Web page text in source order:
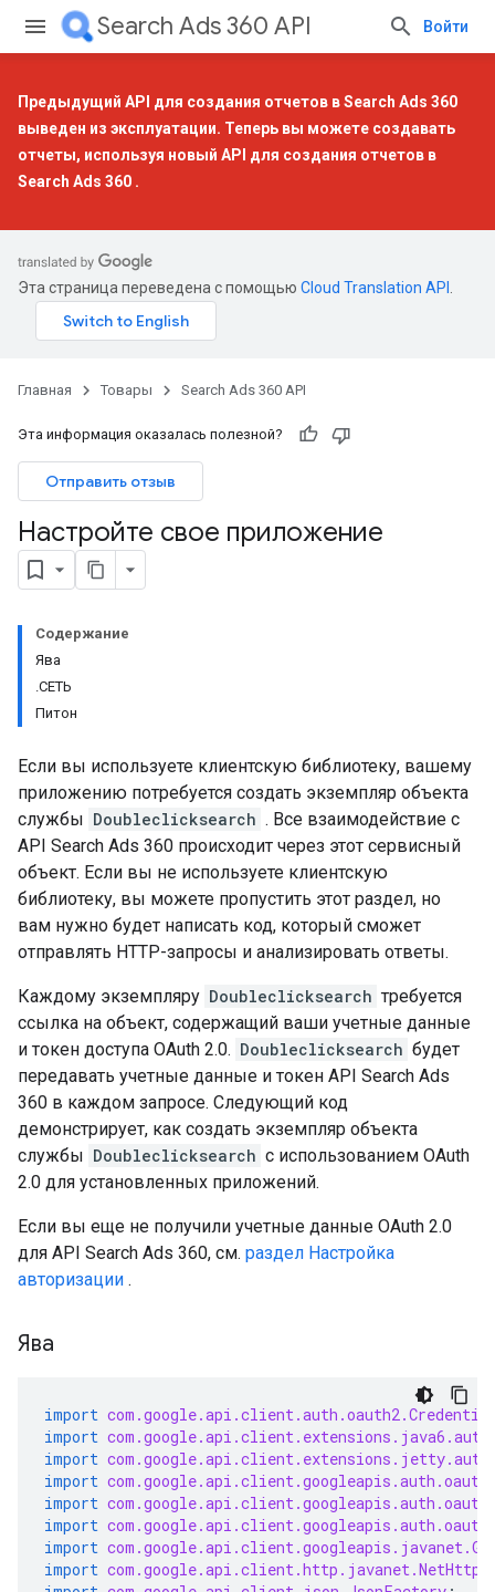
Search Ads 360 API Войти
Предыдущий API для создания отчетов в Search Ads 360
выведен из эксплуатации. Теперь вы можете создавать
отчеты, используя новый API для создания отчетов в
Search Ads 360 .
Эта страница переведена с помощью Cloud Translation API
Главная Товары Search Ads 360 API
Эта информация оказалась полезной?
Отправить отзыв
Настройте свое приложение
Содержание
Ява
.СЕТЬ
Питон
Если вы используете клиентскую библиотеку, вашему
приложению потребуется создать экземпляр объекта
службы Doubleclicksearch . Все взаимодействие с
API Search Ads 360 происходит через этот сервисный
объект. Если вы не используете клиентскую
библиотеку, вы можете пропустить этот раздел, но
вам нужно будет написать код, который сможет
отправлять HTTP-запросы и анализировать ответы.
Каждому экземпляру Doubleclicksearch требуется
ссылка на объект, содержащий ваши учетные данные
и токен доступа OAuth 2.0. Doubleclicksearch будет
передавать учетные данные и токен API Search Ads
360 в каждом запросе. Следующий код
демонстрирует, как создать экземпляр объекта
службы Doubleclicksearch с использованием OAuth
2.0 для установленных приложений.
Если вы еще не получили учетные данные OAuth 2.0
для API Search Ads 360, см. раздел Настройка
авторизации .
Ява
import
import
import
import
import
import
import
import